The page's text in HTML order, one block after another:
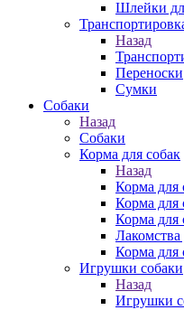
Шлейки
Назад
Переноски
Сумки
Собаки
Назад
Собаки
Корма для собак
Назад
Корма для
Корма для
Корма для
Лакомства
Корма для
Игрушки собаки
Назад
Игрушки